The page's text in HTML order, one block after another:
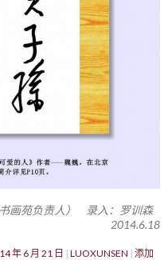
画苑负责人） 录入：罗训森
2014.6.18
年 6 月 21 日 LUOXUNSEN 添加